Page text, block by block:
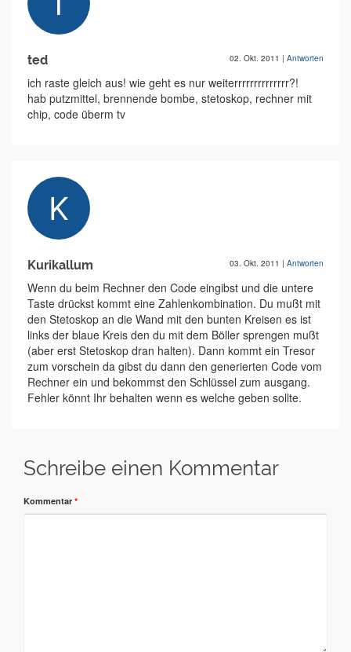
ted 02. Okt. 2011 | Antworten
ich raste gleich aus! wie geht es nur weiterrrrrrrrrrrrrr?!
hab putzmittel, brennende bombe, stetoskop, rechner mit
chip, code überm tv
Kurikallum 03. Okt. 2011 | Antworten
Wenn du beim Rechner den Code eingibst und die untere
Taste drückst kommt eine Zahlenkombination. Du mußt mit
den Stetoskop an die Wand mit den bunten Kreisen es ist
links der blaue Kreis den du mit dem Böller sprengen mußt
(aber erst Stetoskop dran halten). Dann kommt ein Tresor
zum vorschein da gibst du dann den generierten Code vom
Rechner ein und bekommst den Schlüssel zum ausgang.
Fehler könnt Ihr behalten wenn es welche geben sollte.
Schreibe einen Kommentar
Kommentar *